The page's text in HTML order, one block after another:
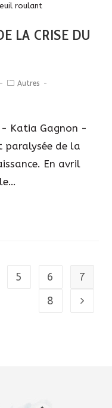
roulant
LA CRISE DU
Autres
- Katia Gagnon -
paralysée de la
En avril
5 6
7
8